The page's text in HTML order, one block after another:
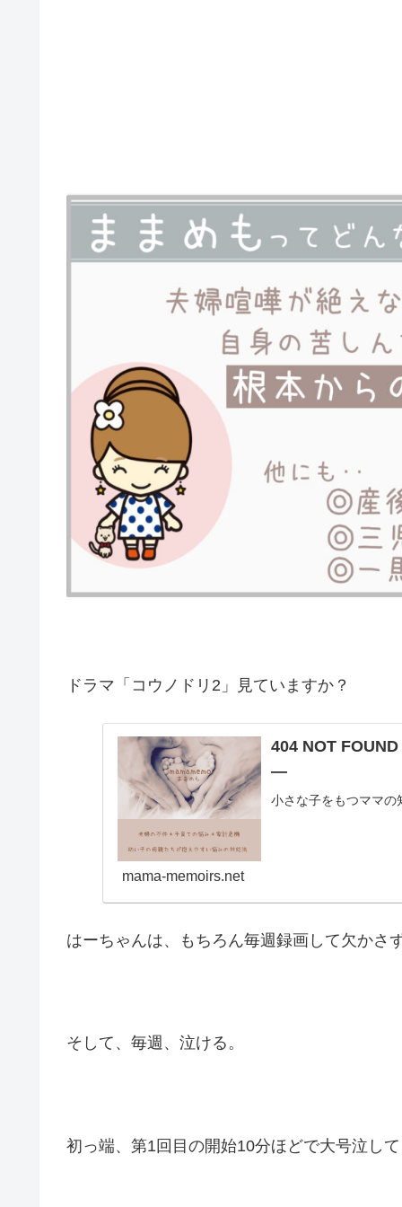
ドラマ「コウノドリ2」見ていますか？
404 NOT
―
小さな子をもつママの
mama-memoirs.net
はーちゃんは、もちろん毎週録画して欠かさ
そして、毎週、泣ける。
初っ端、第1回目の開始10分ほどで大号泣し